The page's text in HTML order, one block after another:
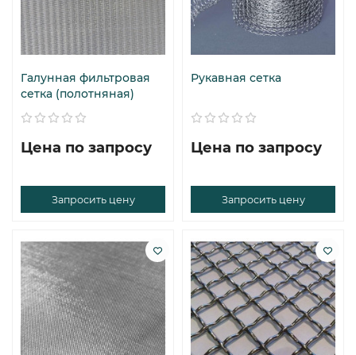
Галунная фильтровая
сетка (полотняная)
Цена по запросу
Запросить цену
Рукавная сетка
Цена по запросу
Запросить цену